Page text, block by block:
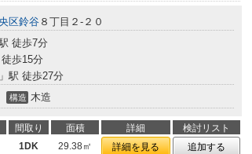
区鈴谷 ８丁目２-２０
徒歩7分
徒歩15分
」駅 徒歩27分
構造 木造
間取り 面積 詳細
検討リスト
1DK 29.38㎡ 詳細を見る 追加する